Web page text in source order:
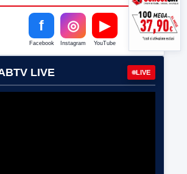
f
Facebook
◎
Instagram
▶
YouTube
LIVE LIVE